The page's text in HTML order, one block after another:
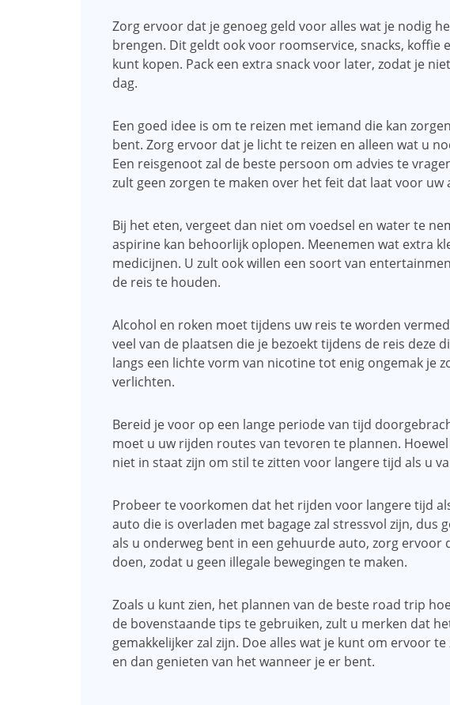
Zorg ervoor dat je genoeg geld voor alles wat je nodig
brengen. Dit geldt ook voor roomservice, snacks, koffie
kunt kopen. Pack een extra snack voor later, zodat je
dag.
Een goed idee is om te reizen met iemand die kan
bent. Zorg ervoor dat je licht te reizen en alleen wat u
Een reisgenoot zal de beste persoon om advies te
zult geen zorgen te maken over het feit dat laat voor uw
Bij het eten, vergeet dan niet om voedsel en water te
aspirine kan behoorlijk oplopen. Meenemen wat extra
medicijnen. U zult ook willen een soort van
de reis te houden.
Alcohol en roken moet tijdens uw reis te worden
veel van de plaatsen die je bezoekt tijdens de reis deze
langs een lichte vorm van nicotine tot enig ongemak je
verlichten.
Bereid je voor op een lange periode van tijd
moet u uw rijden routes van tevoren te plannen.
niet in staat zijn om stil te zitten voor langere tijd als u
Probeer te voorkomen dat het rijden voor langere tijd
auto die is overladen met bagage zal stressvol zijn, dus
als u onderweg bent in een gehuurde auto, zorg ervoor
doen, zodat u geen illegale bewegingen te maken.
Zoals u kunt zien, het plannen van de beste road trip
de bovenstaande tips te gebruiken, zult u merken dat
gemakkelijker zal zijn. Doe alles wat je kunt om ervoor
en dan genieten van het wanneer je er bent.